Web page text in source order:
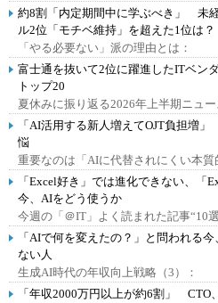
約8割「内定期間中に学ぶべき」 未
ル2位「モチベ維持」を超えた1位は？
「やる必要ない」派の理由とは：
富士通を抜いて2位に躍進したITベ
トップ20
夏休みに振り返る2026年上半期ニュー
「AI活用する新人増えてOJT負担増
悩
重要なのは「AIに代替されにくい本質
「Excel好き」では進化できない、「
今、AIをどう使うか
今週の「＠IT」よく読まれた記事“10選
「AIで何を変えたの？」と問われる
ない人
生成AI時代の年収向上戦略（3）：
「年収2000万円以上が約6割」 CTO